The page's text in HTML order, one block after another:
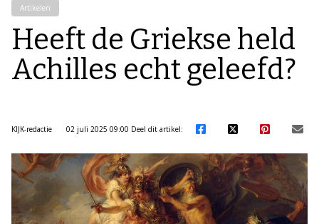
Artikelen
Heeft de Griekse held
Achilles echt geleefd?
KIJK-redactie 02 juli 2025 09:00 Deel dit artikel: